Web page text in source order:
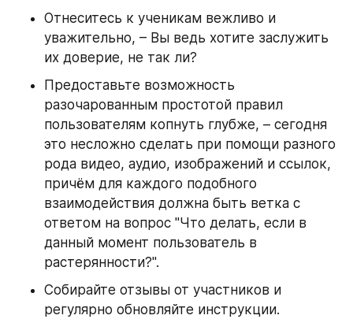
Отнеситесь к ученикам вежливо и
уважительно, – Вы ведь хотите заслужить
их доверие, не так ли?
Предоставьте возможность
разочарованным простотой правил
пользователям копнуть глубже, – сегодня
это несложно сделать при помощи разного
рода видео, аудио, изображений и ссылок,
причём для каждого подобного
взаимодействия должна быть ветка с
ответом на вопрос "Что делать, если в
данный момент пользователь в
растерянности?".
Собирайте отзывы от участников и
регулярно обновляйте инструкции.